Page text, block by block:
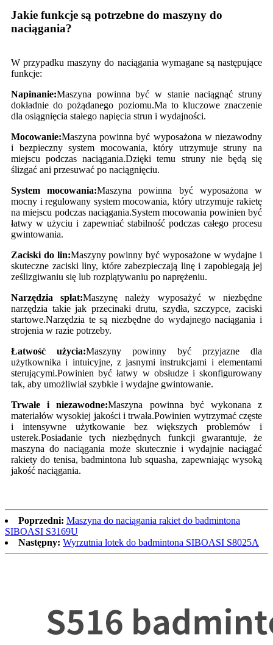
Jakie funkcje są potrzebne do maszyny do
naciągania?
W przypadku maszyny do naciągania wymagane są następujące
funkcje:
Napinanie:Maszyna powinna być w stanie naciągnąć struny
dokładnie do pożądanego poziomu.Ma to kluczowe znaczenie
dla osiągnięcia stałego napięcia strun i wydajności.
Mocowanie:Maszyna powinna być wyposażona w niezawodny
i bezpieczny system mocowania, który utrzymuje struny na
miejscu podczas naciągania.Dzięki temu struny nie będą się
ślizgać ani przesuwać po naciągnięciu.
System mocowania:Maszyna powinna być wyposażona w
mocny i regulowany system mocowania, który utrzymuje rakietę
na miejscu podczas naciągania.System mocowania powinien być
łatwy w użyciu i zapewniać stabilność podczas całego procesu
gwintowania.
Zaciski do lin:Maszyny powinny być wyposażone w wydajne i
skuteczne zaciski liny, które zabezpieczają linę i zapobiegają jej
ześlizgiwaniu się lub rozplątywaniu po naprężeniu.
Narzędzia spłat:Maszynę należy wyposażyć w niezbędne
narzędzia takie jak przecinaki drutu, szydła, szczypce, zaciski
startowe.Narzędzia te są niezbędne do wydajnego naciągania i
strojenia w razie potrzeby.
Łatwość użycia:Maszyny powinny być przyjazne dla
użytkownika i intuicyjne, z jasnymi instrukcjami i elementami
sterującymi.Powinien być łatwy w obsłudze i skonfigurowany
tak, aby umożliwiał szybkie i wydajne gwintowanie.
Trwałe i niezawodne:Maszyna powinna być wykonana z
materiałów wysokiej jakości i trwała.Powinien wytrzymać częste
i intensywne użytkowanie bez większych problemów i
usterek.Posiadanie tych niezbędnych funkcji gwarantuje, że
maszyna do naciągania może skutecznie i wydajnie naciągać
rakiety do tenisa, badmintona lub squasha, zapewniając wysoką
jakość naciągania.
Poprzedni: Maszyna do naciągania rakiet do badmintona
SIBOASI S3169U
Następny: Wyrzutnia lotek do badmintona SIBOASI S8025A